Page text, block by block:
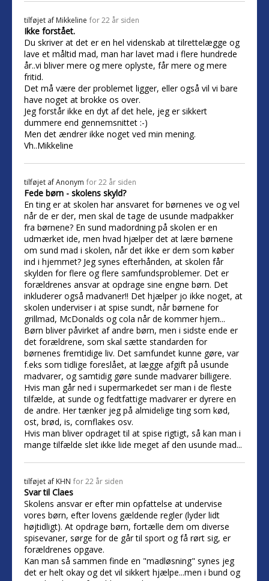
tilføjet af Mikkeline for 22 år siden
Ikke forstået.
Du skriver at det er en hel videnskab at tilrettelægge og
lave et måltid mad, man har lavet mad i flere hundrede
år..vi bliver mere og mere oplyste, får mere og mere
fritid.
Det må være der problemet ligger, eller også vil vi bare
have noget at brokke os over.
Jeg forstår ikke en dyt af det hele, jeg er sikkert
dummere end gennemsnittet :-)
Men det ændrer ikke noget ved min mening.
Vh..Mikkeline
tilføjet afAnonym for 22 år siden
Fede børn - skolens skyld?
En ting er at skolen har ansvaret for børnenes ve og vel
når de er der, men skal de tage de usunde madpakker
fra børnene? En sund madordning på skolen er en
udmærket ide, men hvad hjælper det at lære børnene
om sund mad i skolen, når det ikke er dem som køber
ind i hjemmet? Jeg synes efterhånden, at skolen får
skylden for flere og flere samfundsproblemer. Det er
forældrenes ansvar at opdrage sine engne børn. Det
inkluderer også madvaner!! Det hjælper jo ikke noget, at
skolen underviser i at spise sundt, når børnene for
grillmad, McDonalds og cola når de kommer hjem...
Børn bliver påvirket af andre børn, men i sidste ende er
det forældrene, som skal sætte standarden for
børnenes fremtidige liv. Det samfundet kunne gøre, var
f.eks som tidlige foreslået, at lægge afgift på usunde
madvarer, og samtidig gøre sunde madvarer billigere.
Hvis man går ned i supermarkedet ser man i de fleste
tilfælde, at sunde og fedtfattige madvarer er dyrere en
de andre. Her tænker jeg på almidelige ting som kød,
ost, brød, is, cornflakes osv.
Hvis man bliver opdraget til at spise rigtigt, så kan man i
mange tilfælde slet ikke lide meget af den usunde mad...
tilføjet af KHN for 22 år siden
Svar til Claes
Skolens ansvar er efter min opfattelse at undervise
vores børn, efter lovens gældende regler (lyder lidt
højtidligt). At opdrage børn, fortælle dem om diverse
spisevaner, sørge for de går til sport og få rørt sig, er
forældrenes opgave.
Kan man så sammen finde en "madløsning" synes jeg
det er helt okay og det vil sikkert hjælpe...men i bund og